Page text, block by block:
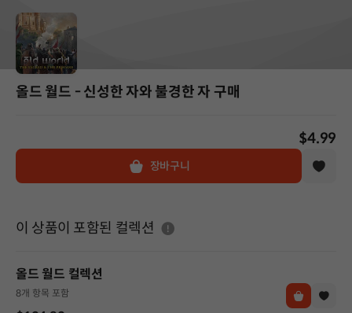
올드 월드 - 신성한 자와 불경한 자 구매
$4.99
장바구니
이 상품이 포함된 컬렉션 도움말
올드 월드 컬렉션
8개 항목 포함